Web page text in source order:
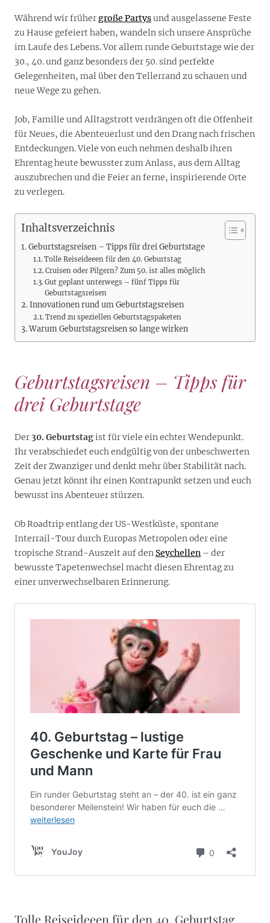
Während wir frühergroße Partysund ausgelassene Feste
zu Hause gefeiert haben, wandeln sich unsere Ansprüche
im Laufe des Lebens. Vor allem runde Geburtstage wie der
30., 40. und ganz besonders der 50. sind perfekte
Gelegenheiten, mal über den Tellerrand zu schauen und
neue Wege zu gehen.
Job, Familie und Alltagstrott verdrängen oft die Offenheit
für Neues, die Abenteuerlust und den Drang nach frischen
Entdeckungen. Viele von euch nehmen deshalb ihren
Ehrentag heute bewusster zum Anlass, aus dem Alltag
auszubrechen und die Feier an ferne, inspirierende Orte
zu verlegen.
Inhaltsverzeichnis
Geburtstagsreisen – Tipps für drei Geburtstage
Tolle Reiseideeen für den 40. Geburtstag
Cruisen oder Pilgern? Zum 50. ist alles möglich
Gut geplant unterwegs – fünf Tipps für
Geburtstagsreisen
Innovationen rund um Geburtstagsreisen
Trend zu speziellen Geburtstagspaketen
Warum Geburtstagsreisen so lange wirken
Geburtstagsreisen – Tipps für
drei Geburtstage
Der 30. Geburtstagist für viele ein echter Wendepunkt.
Ihr verabschiedet euch endgültig von der unbeschwerten
Zeit der Zwanziger und denkt mehr über Stabilität nach.
Genau jetzt könnt ihr einen Kontrapunkt setzen und euch
bewusst ins Abenteuer stürzen.
Ob Roadtrip entlang der US-Westküste, spontane
Interrail-Tour durch Europas Metropolen oder eine
tropische Strand-Auszeit auf den Seychellen – der
bewusste Tapetenwechsel macht diesen Ehrentag zu
einer unverwechselbaren Erinnerung.
Tolle Reiseideeen für den 40. Geburtstag